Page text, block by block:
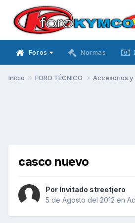
Foros Normas
Inicio FORO TÉCNICO Accesorios y
casco nuevo
Por Invitado streetjero
5 de Agosto del 2012 en